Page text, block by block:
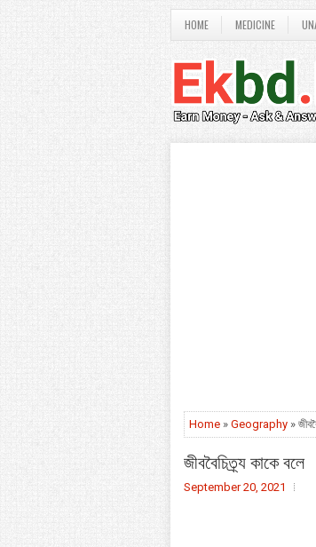
HOME MEDICINE
Home » Geography »
জীববৈচিত্র্য কাকে বলে
September 20, 2021